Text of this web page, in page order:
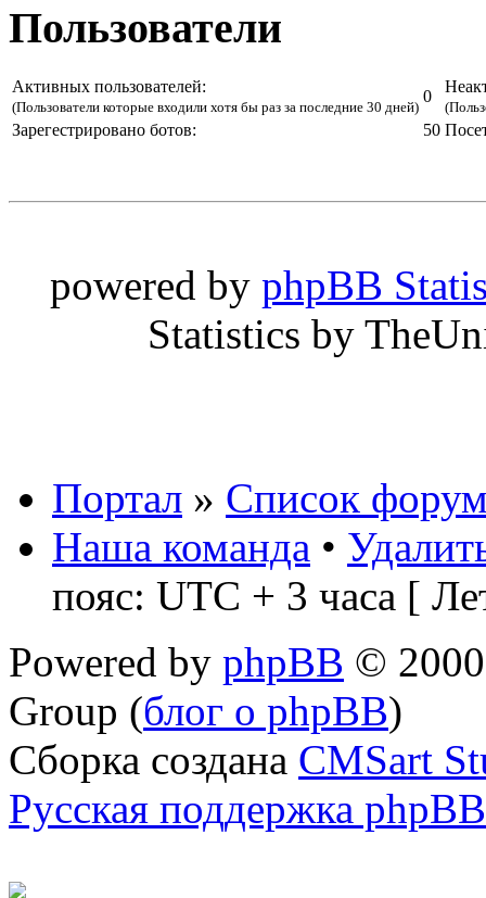
Пользователи
Активных пользователей:
(Пользователи которые входили хотя бы раз за последние 30 дней)
0
Зарегестрировано ботов: 50
powered by phpBB
Statistics by
Портал » Список
Наша команда •
пояс: UTC + 3 часа [
Powered by phpBB ©
Group (блог о phpBB)
Сборка создана CMSart
Русская поддержка phpBB